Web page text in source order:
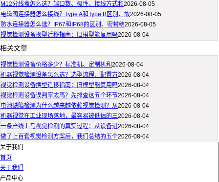
M12分线盒怎么选？端口数、极性、接线方式和2026-08-05
电磁阀连接器怎么接线？Type A和Type B区别、故2026-08-05
防水连接器怎么选？IP67和IP68的区别、密封结2026-08-05
视觉检测设备换型迁移指南：旧模型能复用吗2026-08-04
相关文章
视觉检测设备价格多少？标准机、定制机和2026-08-04
机器视觉检测设备怎么选？选型流程、配置方2026-08-04
视觉检测设备换型迁移指南：旧模型能复用吗2026-08-04
视觉检测设备误判率太高？先排查这五个环节2026-08-04
电池缺陷检测为什么越来越依赖视觉检测？从2026-08-04
机器视觉在工业现场落地，最容易被低估的三2026-08-04
一条产线上马视觉检测的真实过程：从设备进2026-08-04
做了上百套视觉检测方案后，我们总结的五个2026-08-04
关于我们
首页
关于我们
产品中心